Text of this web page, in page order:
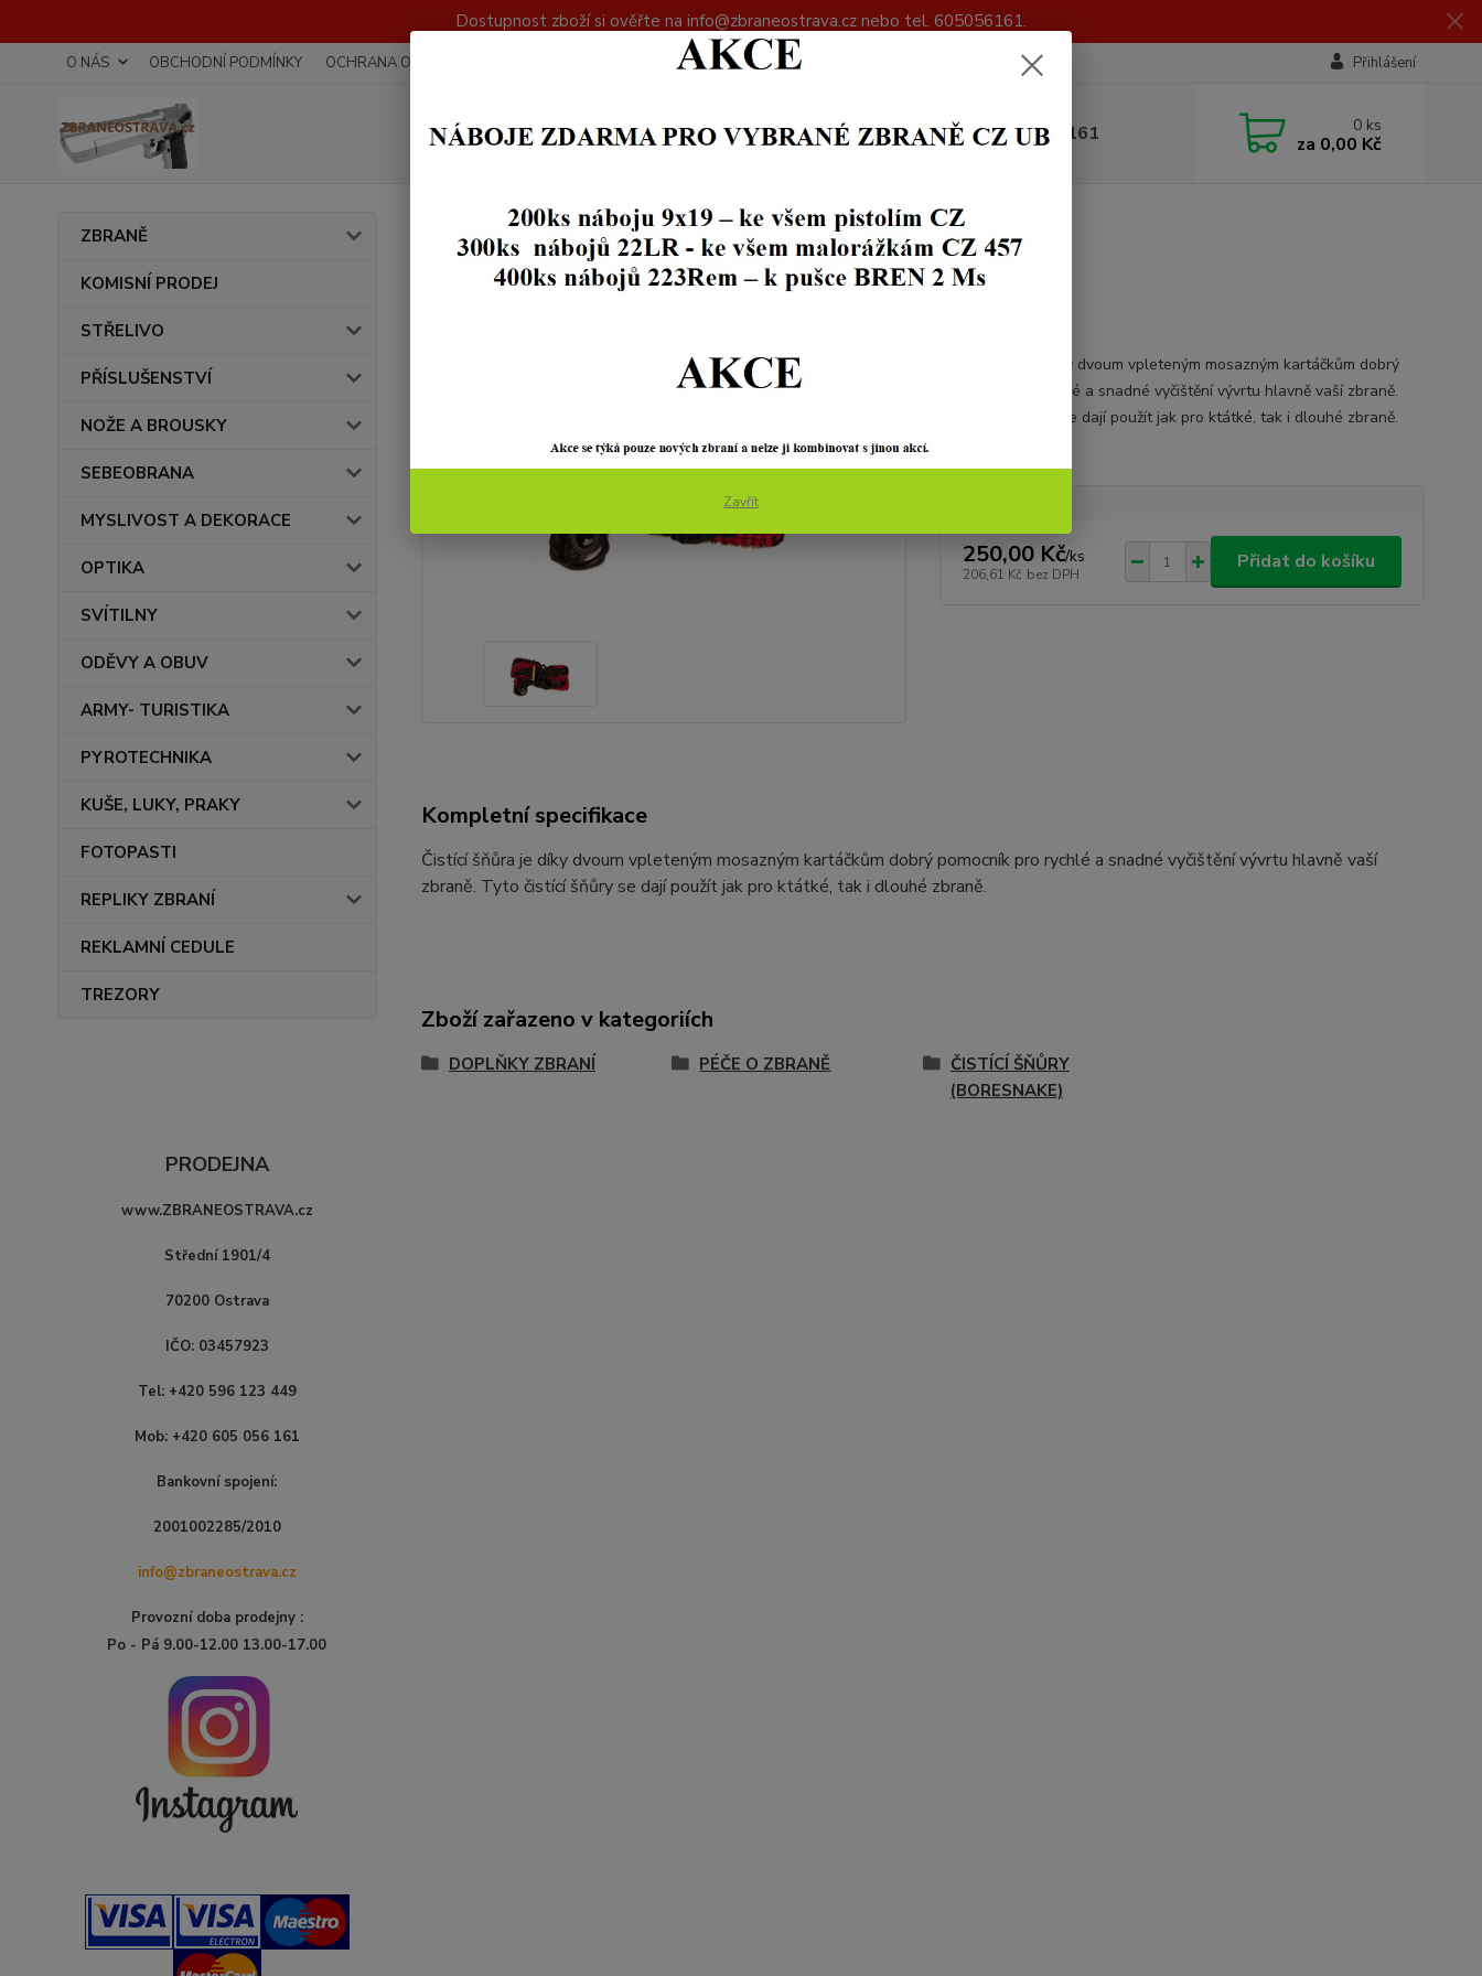
Dostupnost zboží si ověřte na info@zbraneostrava.cz nebo tel. 605056161.
O NÁS OBCHODNÍ PODMÍNKY OCHRANA OSOBNÍCH ÚDAJŮ Přihlášení
Hledat +420 605 056 161 0 ks
za 0,00 Kč
ZBRANĚ
KOMISNÍ PRODEJ
STŘELIVO
PŘÍSLUŠENSTVÍ
NOŽE A BROUSKY
SEBEOBRANA
MYSLIVOST A DEKORACE
OPTIKA
SVÍTILNY
ODĚVY A OBUV
ARMY- TURISTIKA
PYROTECHNIKA
KUŠE, LUKY, PRAKY
FOTOPASTI
REPLIKY ZBRANÍ
REKLAMNÍ CEDULE
TREZORY
PRODEJNA
www.ZBRANEOSTRAVA.cz
Střední 1901/4
70200 Ostrava
IČO: 03457923
Tel: +420 596 123 449
Mob: +420 605 056 161
Bankovní spojení:
2001002285/2010
info@zbraneostrava.cz
Provozní doba prodejny :
Po - Pá 9.00-12.00 13.00-17.00
PŘÍSLUŠENSTVÍ DOPLŇKY ZBRANÍ Čistící šnůra CZ pro hlavně .45
Čistící šnůra CZ pro hlavně .45
Čistící šňůra je díky dvoum vpleteným mosazným kartáčkům dobrý
pomocník pro rychlé a snadné vyčištění vývrtu hlavně vaší zbraně.
Tyto čistící šňůry se dají použít jak pro ktátké, tak i dlouhé zbraně.
250,00 Kč/ks
206,61 Kč bez DPH
Přidat do košíku
Kompletní specifikace
Čistící šňůra je díky dvoum vpleteným mosazným kartáčkům dobrý pomocník pro rychlé a snadné vyčištění vývrtu hlavně vaší
zbraně. Tyto čistící šňůry se dají použít jak pro ktátké, tak i dlouhé zbraně.
Zboží zařazeno v kategoriích
DOPLŇKY ZBRANÍ PÉČE O ZBRANĚ
ČISTÍCÍ ŠŇŮRY
(BORESNAKE)
Zavřít